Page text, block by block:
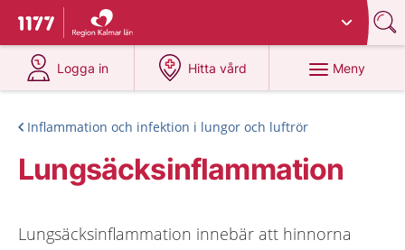
Till startsidan för 1177
Du har valt region
Logga in
på 1177.se
Hitta vård
på 1177.se
Meny
Inflammation och infektion i lungor och luftrör
Lungsäcksinflammation
Lungsäcksinflammation innebär att hinnorna